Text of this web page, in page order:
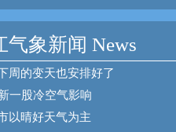
气象新闻 News
周的变天也安排好了
一股冷空气影响
以晴好天气为主